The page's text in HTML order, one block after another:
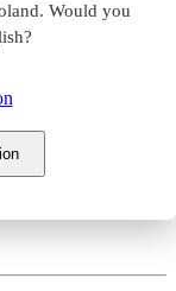
Would you